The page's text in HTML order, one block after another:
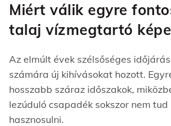
Miért válik egyre
talaj vízmegtartó
Az elmúlt évek szélsőséges
számára új kihívásokat hozott.
hosszabb száraz időszakok,
lezúduló csapadék sokszor nem
hasznosulni.